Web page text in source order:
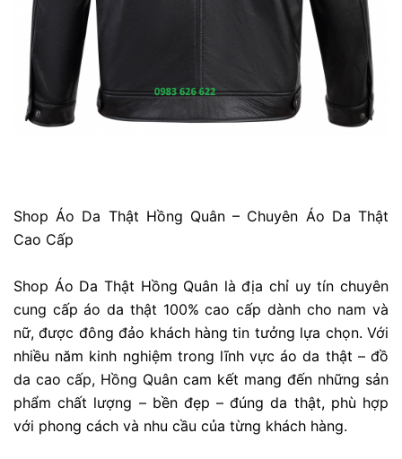
Shop Áo Da Thật Hồng Quân – Chuyên Áo Da Thật
Cao Cấp
Shop Áo Da Thật Hồng Quân là địa chỉ uy tín chuyên
cung cấp áo da thật 100% cao cấp dành cho nam và
nữ, được đông đảo khách hàng tin tưởng lựa chọn. Với
nhiều năm kinh nghiệm trong lĩnh vực áo da thật – đồ
da cao cấp, Hồng Quân cam kết mang đến những sản
phẩm chất lượng – bền đẹp – đúng da thật, phù hợp
với phong cách và nhu cầu của từng khách hàng.